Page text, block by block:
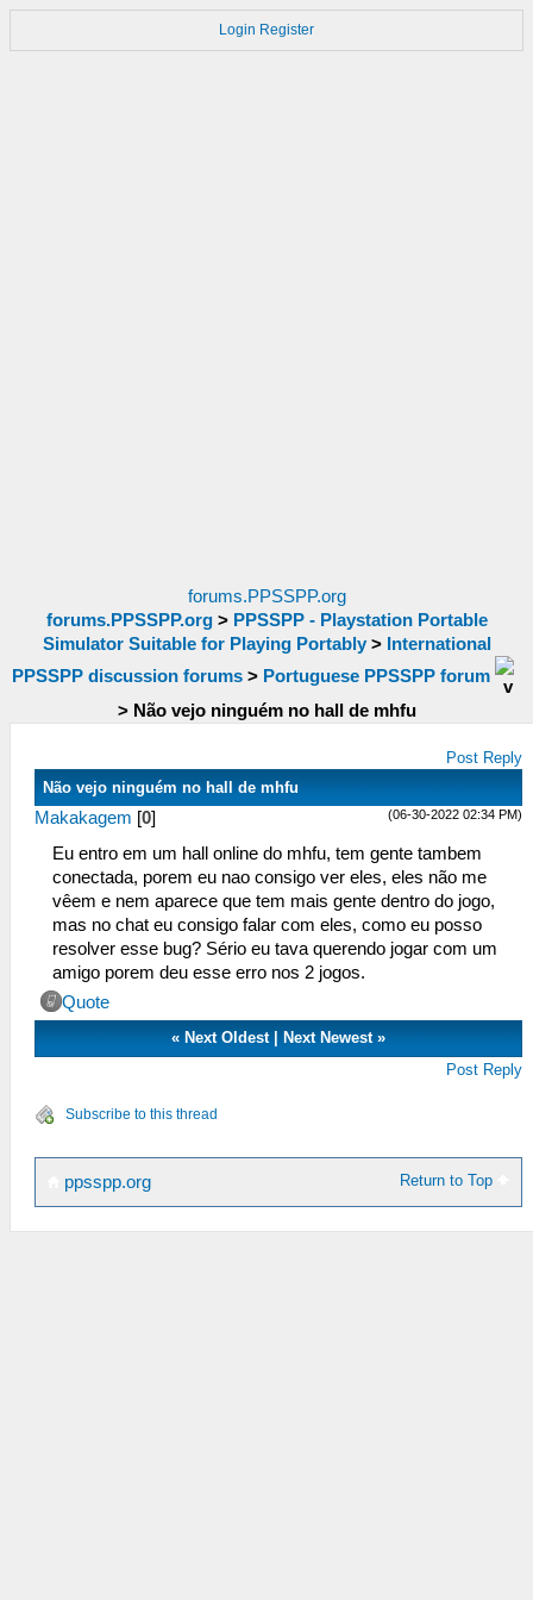
Login Register
forums.PPSSPP.org
forums.PPSSPP.org> PPSSPP - Playstation Portable
Simulator Suitable for Playing Portably> International
PPSSPP discussion forums> Portuguese PPSSPP forum
> Não vejo ninguém no hall de mhfu
Post Reply
Não vejo ninguém no hall de mhfu
(06-30-2022 02:34 PM)
Makakagem [0]
Eu entro em um hall online do mhfu, tem gente tambem
conectada, porem eu nao consigo ver eles, eles não me
vêem e nem aparece que tem mais gente dentro do jogo,
mas no chat eu consigo falar com eles, como eu posso
resolver esse bug? Sério eu tava querendo jogar com um
amigo porem deu esse erro nos 2 jogos.
Quote
« Next Oldest| Next Newest»
Post Reply
Subscribe to this thread
Return to Top
ppsspp.org